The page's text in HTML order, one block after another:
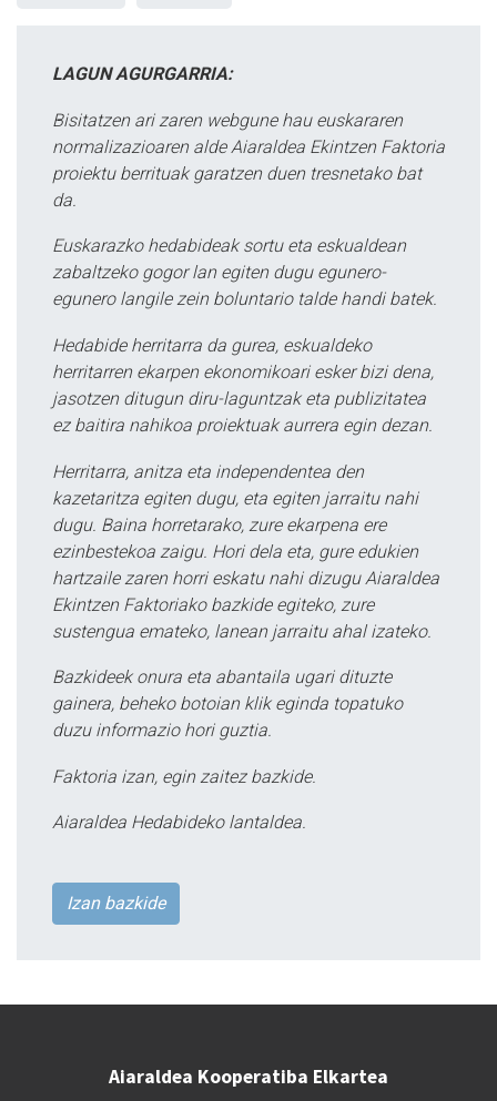
LAGUN AGURGARRIA:
Bisitatzen ari zaren webgune hau euskararen
normalizazioaren alde Aiaraldea Ekintzen Faktoria
proiektu berrituak garatzen duen tresnetako bat
da.
Euskarazko hedabideak sortu eta eskualdean
zabaltzeko gogor lan egiten dugu egunero-
egunero langile zein boluntario talde handi batek.
Hedabide herritarra da gurea, eskualdeko
herritarren ekarpen ekonomikoari esker bizi dena,
jasotzen ditugun diru-laguntzak eta publizitatea
ez baitira nahikoa proiektuak aurrera egin dezan.
Herritarra, anitza eta independentea den
kazetaritza egiten dugu, eta egiten jarraitu nahi
dugu. Baina horretarako, zure ekarpena ere
ezinbestekoa zaigu. Hori dela eta, gure edukien
hartzaile zaren horri eskatu nahi dizugu Aiaraldea
Ekintzen Faktoriako bazkide egiteko, zure
sustengua emateko, lanean jarraitu ahal izateko.
Bazkideek onura eta abantaila ugari dituzte
gainera, beheko botoian klik eginda topatuko
duzu informazio hori guztia.
Faktoria izan, egin zaitez bazkide.
Aiaraldea Hedabideko lantaldea.
Izan bazkide
Aiaraldea Kooperatiba Elkartea